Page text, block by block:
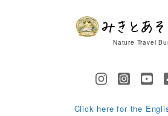
Nature Travel
Click here for the